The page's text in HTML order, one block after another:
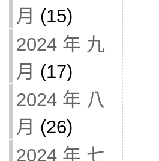
月 (15)
2024 年 九
月 (17)
2024 年 八
月 (26)
2024 年 七